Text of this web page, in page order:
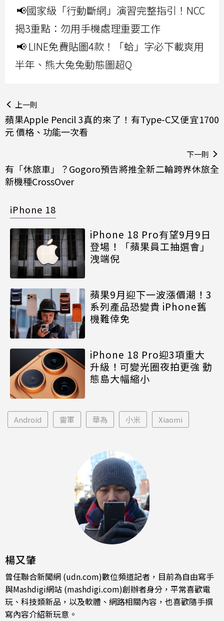
📢國家級「行動斷網」演習完整指引！NCC
揭3重點：勿用手機處理重要工作
📢 LINE免費貼圖4款！「蛤」字必下載爽用
半年、熊大兔兔動態圖超Q
上一則
蘋果Apple Pencil 3真的來了！有Type-C又便宜1700
元 價格、功能一次看
下一則
有「休旅車」？Gogoro預告將推全新二輪跨界休旅全
新機種CrossOver
iPhone 18
iPhone 18 Pro有望9月9日
登場！「蘋果員工抽選會」
洩端倪
蘋果9月迎下一波漲價潮！3
系列產品恐變貴 iPhone舊
機難倖免
iPhone 18 Pro迎3項重大
升級！可變光圈夜拍更強 動
態島大幅縮小
Android 雷軍 華為 小米 Xiaomi
楊又肇
曾任聯合新聞網 (udn.com)數位頻道記者，目前為自由寫手
與Mashdigi網站 (mashdigi.com)創辦者身分，平常喜歡電
玩、科技類新品，以及軟體、網路相關內容，也喜歡隨手撰
寫內容介紹新玩意。